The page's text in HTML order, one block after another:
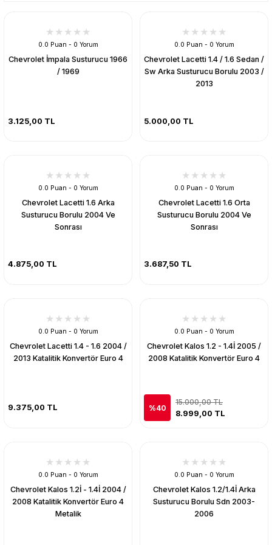
0.0 Puan - 0 Yorum
Chevrolet İmpala Susturucu 1966
/ 1969
3.125,00 TL
0.0 Puan - 0 Yorum
Chevrolet Lacetti 1.4 / 1.6 Sedan /
Sw Arka Susturucu Borulu 2003 /
2013
5.000,00 TL
0.0 Puan - 0 Yorum
Chevrolet Lacetti 1.6 Arka
Susturucu Borulu 2004 Ve
Sonrası
4.875,00 TL
0.0 Puan - 0 Yorum
Chevrolet Lacetti 1.6 Orta
Susturucu Borulu 2004 Ve
Sonrası
3.687,50 TL
0.0 Puan - 0 Yorum
Chevrolet Lacetti 1.4 - 1.6 2004 /
2013 Katalitik Konvertör Euro 4
9.375,00 TL
0.0 Puan - 0 Yorum
Chevrolet Kalos 1.2 - 1.4İ 2005 /
2008 Katalitik Konvertör Euro 4
%40
15.000,00 TL
8.999,00 TL
0.0 Puan - 0 Yorum
Chevrolet Kalos 1.2İ - 1.4İ 2004 /
2008 Katalitik Konvertör Euro 4
Metalik
0.0 Puan - 0 Yorum
Chevrolet Kalos 1.2/1.4İ Arka
Susturucu Borulu Sdn 2003-
2006